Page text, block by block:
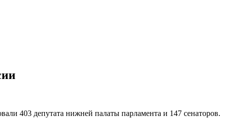
403 депутата нижней палаты парламента и 147 сенаторов.